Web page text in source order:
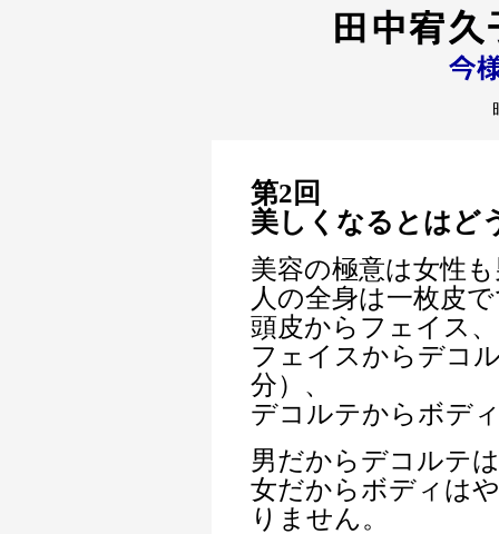
第2回
美しくなるとはど
美容の極意は女性
人の全身は一枚皮
頭皮からフェイス、
フェイスからデコ
分）、
デコルテからボデ
男だからデコルテ
女だからボディは
りません。